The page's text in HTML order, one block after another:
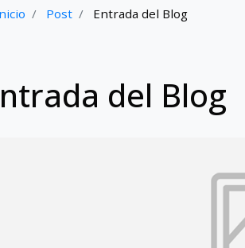
Post Entrada del Blog
del Blog